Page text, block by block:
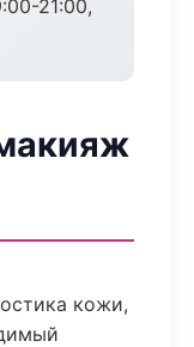
21:00,
кожи,